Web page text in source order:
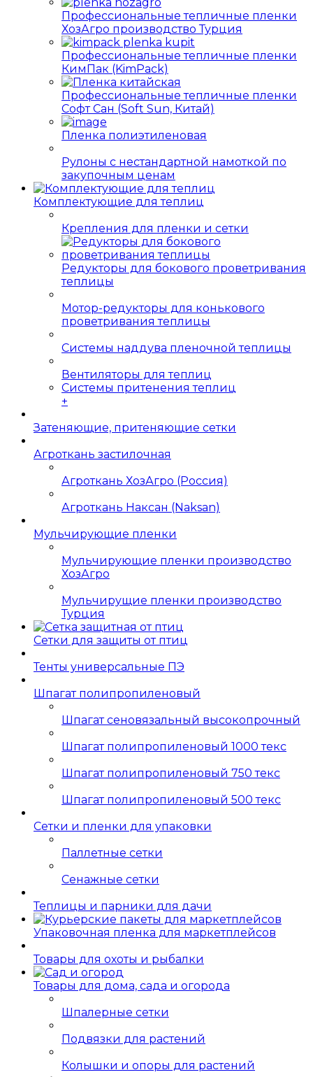
Профессиональные тепличные пленки
ХозАгро производство Турция
Профессиональные тепличные пленки
КимПак (KimPack)
Профессиональные тепличные пленки
Софт Сан (Soft Sun, Китай)
Пленка полиэтиленовая
Рулоны с нестандартной намоткой по
закупочным ценам
Комплектующие для теплиц
Крепления для пленки и сетки
Редукторы для бокового проветривания
теплицы
Мотор-редукторы для конькового
проветривания теплицы
Системы наддува пленочной теплицы
Вентиляторы для теплиц
Системы притенения теплиц
+
Затеняющие, притеняющие сетки
Агроткань застилочная
Агроткань ХозАгро (Россия)
Агроткань Наксан (Naksan)
Мульчирующие пленки
Мульчирующие пленки производство
ХозАгро
Мульчирущие пленки производство
Турция
Сетки для защиты от птиц
Тенты универсальные ПЭ
Шпагат полипропиленовый
Шпагат сеновязальный высокопрочный
Шпагат полипропиленовый 1000 текс
Шпагат полипропиленовый 750 текс
Шпагат полипропиленовый 500 текс
Сетки и пленки для упаковки
Паллетные сетки
Сенажные сетки
Теплицы и парники для дачи
Упаковочная пленка для маркетплейсов
Товары для охоты и рыбалки
Товары для дома, сада и огорода
Шпалерные сетки
Подвязки для растений
Колышки и опоры для растений